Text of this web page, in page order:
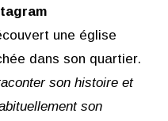
une église
dans son quartier.
son histoire et
son